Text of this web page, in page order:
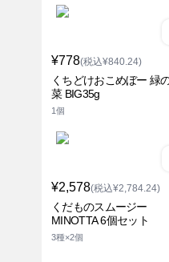
¥778(税込¥840.24)
くちどけおこめぼー 緑
菜 BIG35g
1個
¥2,578(税込¥2,784.24)
くだものスムージー
MINOTTA 6個セット
3種×2個